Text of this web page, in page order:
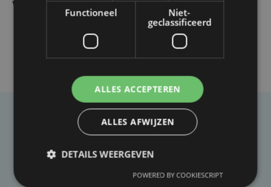
Ventoux
Taalfout opgemerkt?
artikel?
Functioneel
Niet-
geclassificeerd
ALLES ACCEPTEREN
ALLES AFWIJZEN
DETAILS WEERGEVEN
POWERED BY COOKIESCRIPT